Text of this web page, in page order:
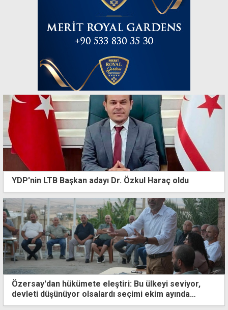
YDP'nin LTB Başkan adayı Dr. Özkul Haraç oldu
Özersay'dan hükümete eleştiri: Bu ülkeyi seviyor,
devleti düşünüyor olsalardı seçimi ekim ayında
yaparlardı